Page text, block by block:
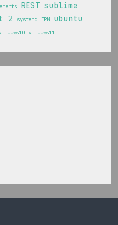
REST sublime
2 systemd TPM
ubuntu
windows11